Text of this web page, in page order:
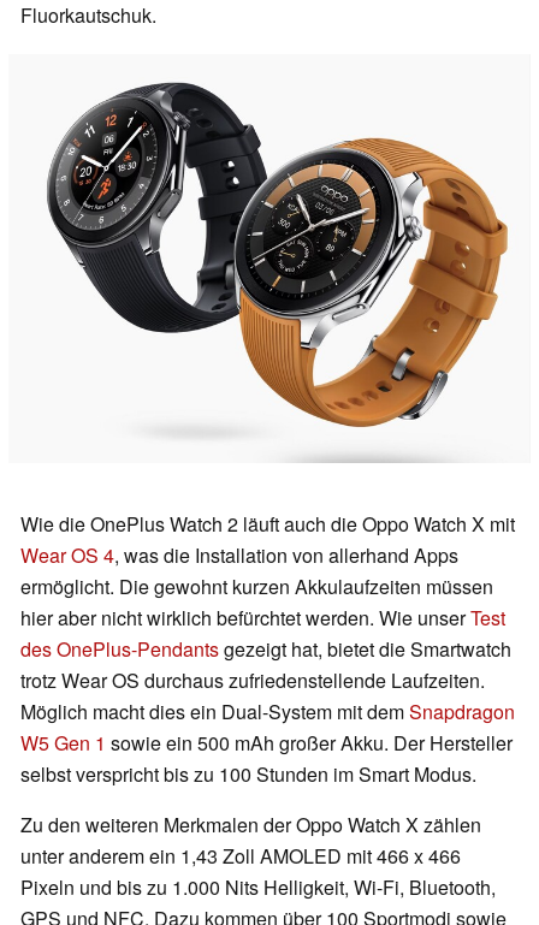
Fluorkautschuk.
Wie die OnePlus Watch 2 läuft auch die Oppo Watch X mit
Wear OS 4, was die Installation von allerhand Apps
ermöglicht. Die gewohnt kurzen Akkulaufzeiten müssen
hier aber nicht wirklich befürchtet werden. Wie unserTest
des OnePlus-Pendantsgezeigt hat, bietet die Smartwatch
trotz Wear OS durchaus zufriedenstellende Laufzeiten.
Möglich macht dies ein Dual-System mit demSnapdragon
W5 Gen 1 sowie ein 500 mAh großer Akku. Der Hersteller
selbst verspricht bis zu 100 Stunden im Smart Modus.
Zu den weiteren Merkmalen der Oppo Watch X zählen
unter anderem ein 1,43 Zoll AMOLED mit 466 x 466
Pixeln und bis zu 1.000 Nits Helligkeit, Wi-Fi, Bluetooth,
GPS und NFC. Dazu kommen über 100 Sportmodi sowie